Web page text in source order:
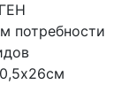
потребности